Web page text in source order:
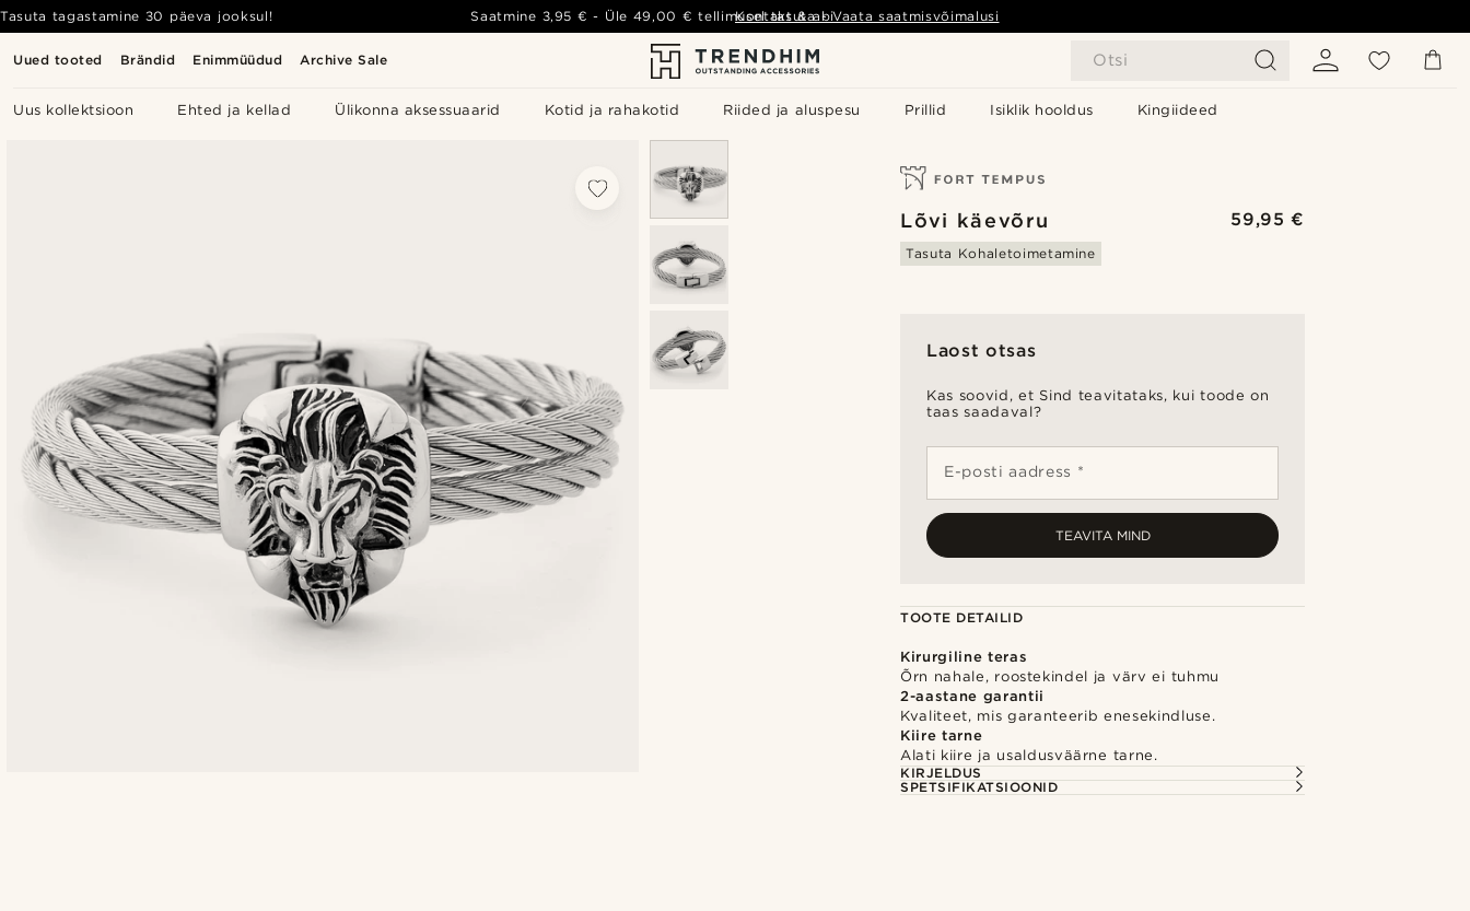
Uued tooted Brändid Enimmüüdud Archive Sale Otsi
Uus kollektsioon Ehted ja kellad Ülikonna aksessuaarid Kotid ja rahakotid Riided ja aluspesu Prillid Isiklik hooldus Kingiideed
Tasuta tagastamine 30 päeva jooksul! Saatmine 3,95 € - Üle 49,00 € tellimusel tasuta- Vaata saatmisvõimalusi
Kontakt & abi
Lõvi käevõru 59,95 €
Tasuta Kohaletoimetamine
Laost otsas
Kas soovid, et Sind teavitataks, kui toode on
taas saadaval?
E-posti aadress *
TEAVITA MIND
TOOTE DETAILID
Kirurgiline teras
Õrn nahale, roostekindel ja värv ei tuhmu
2-aastane garantii
Kvaliteet, mis garanteerib enesekindluse.
Kiire tarne
Alati kiire ja usaldusväärne tarne.
KIRJELDUS
SPETSIFIKATSIOONID